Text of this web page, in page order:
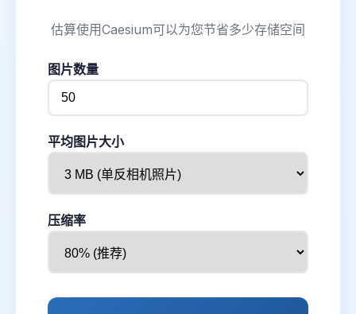
估算使用Caesium可以为您节省多少存储空间
图片数量
平均图片大小
压缩率